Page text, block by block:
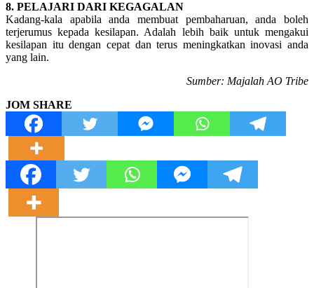
8. PELAJARI DARI KEGAGALAN
Kadang-kala apabila anda membuat pembaharuan, anda boleh
terjerumus kepada kesilapan. Adalah lebih baik untuk mengakui
kesilapan itu dengan cepat dan terus meningkatkan inovasi anda
yang lain.
Sumber: Majalah AO Tribe
JOM SHARE